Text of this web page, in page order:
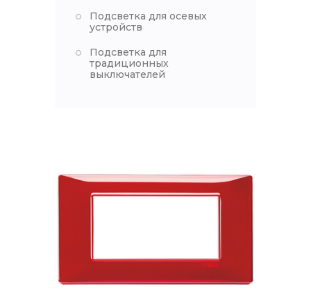
Подсветка для осевых
устройств
Подсветка для
традиционных
выключателей